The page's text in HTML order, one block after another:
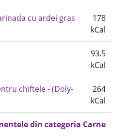
cu ardei gras
178
kCal
93.5
kCal
chiftele - (Doly-
264
kCal
din categoria Carne